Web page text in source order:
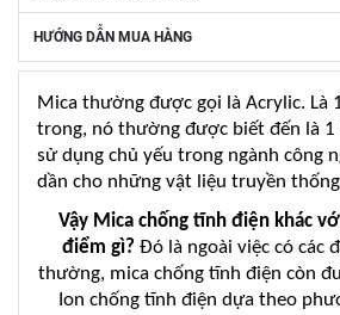
HƯỚNG DẪN MUA HÀNG
Mica thường được gọi là Acrylic. Là
trong, nó thường được biết đến là
sử dụng chủ yếu trong ngành công
dần cho những vật liệu truyền
Vậy Mica chống tĩnh điện khác
điểm gì? Đó là ngoài việc có các
thường, mica chống tĩnh điện còn
Ion chống tĩnh điện dựa theo